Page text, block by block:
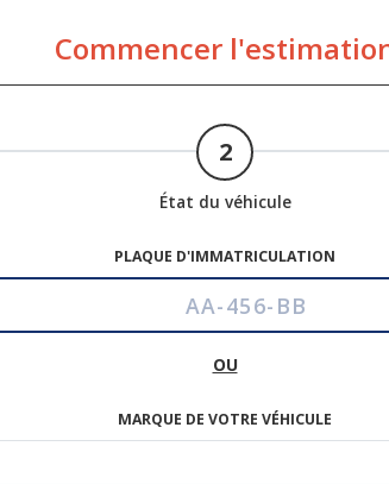
Commencer
2
État du véhicule
PLAQUE D'IMMATRICULATION
OU
MARQUE DE VOTRE VÉHICULE